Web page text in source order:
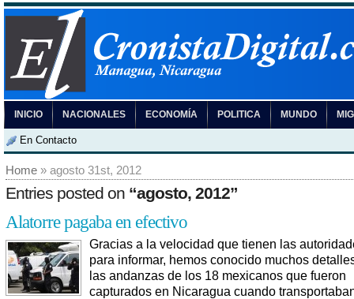
INICIO NACIONALES ECONOMÍA POLITICA MUNDO
En Contacto
Home » agosto 31st, 2012
Entries posted on “agosto, 2012”
Alatorre pagaba en efectivo
Gracias a la velocidad que tienen las
para informar, hemos conocido muchos
las andanzas de los 18 mexicanos que fueron
capturados en Nicaragua cuando